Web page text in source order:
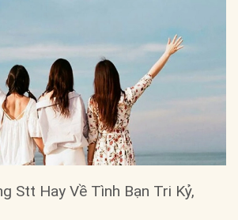
Stt Hay Về Tình Bạn Tri Kỷ,